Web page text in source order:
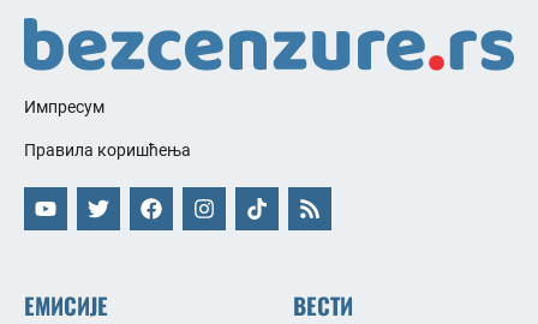
Импресум
Правила коришћења
ЕМИСИЈЕ ВЕСТИ